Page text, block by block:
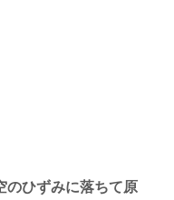
のひずみに落ちて原